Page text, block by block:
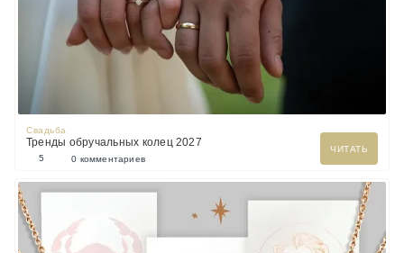
Свадьба
Тренды обручальных колец 2027
ЧИТАТЬ
5
0 комментариев